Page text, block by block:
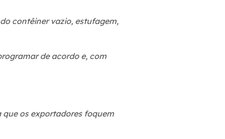
contêiner vazio, estufagem,
de acordo e, com
os exportadores foquem